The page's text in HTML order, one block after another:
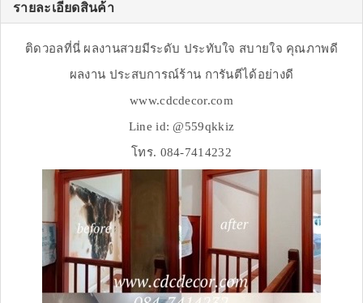
รายละเอียดสินค้า
ติดวอลที่นี่ ผลงานสวยมีระดับ ประทับใจ สบายใจ คุณภาพดี
ผลงาน ประสบการณ์ร้าน การันตีได้อย่างดี
www.cdcdecor.com
Line id: @559qkkiz
โทร. 084-7414232